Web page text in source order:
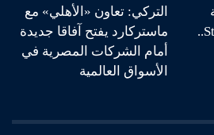
جديدة لعملاء حساب Start..
التركي: تعاون «الأهلي» مع
ماستركارد يفتح آفاقا جديدة
أمام الشركات المصرية في
الأسواق العالمية